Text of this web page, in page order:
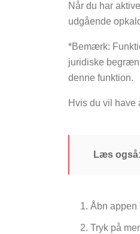
Når du har
udgående
*Bemærk:
juridiske
denne funktion.
Hvis du vil have
Læs også:
Åbn appen
Tryk på